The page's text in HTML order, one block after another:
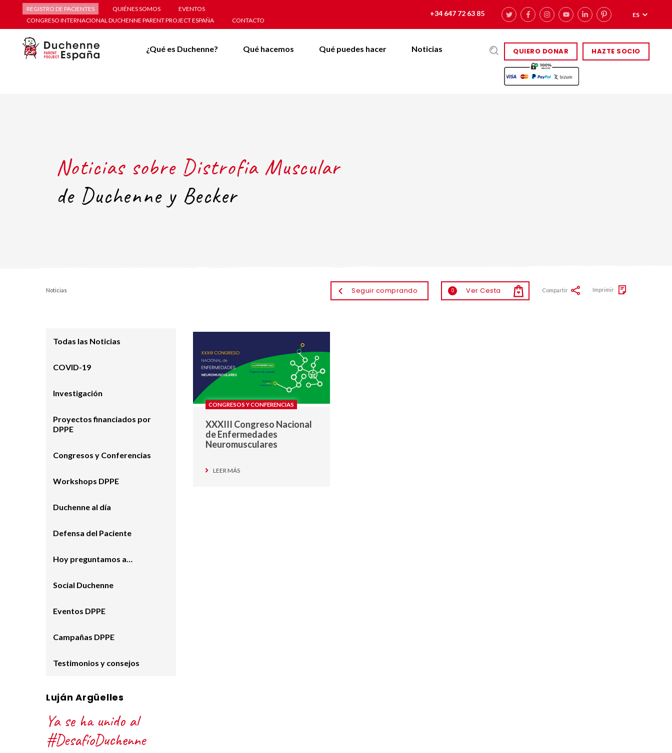
REGISTRO DE PACIENTES QUIÉNES SOMOS
EVENTOS
CONGRESO INTERNACIONAL DUCHENNE PARENT PROJECT ESPAÑA
CONTACTO
+34 647 72 63 85 ES
QUIERO DONAR HAZTE SOCIO
¿Qué es Duchenne? Qué hacemos Qué puedes hacer Noticias
Noticias sobre Distrofia Muscular
de Duchenne y Becker
Noticias Seguir comprando 0 Ver Cesta Compartir Imprimir
CONGRESOS Y CONFERENCIAS
XXXIII Congreso Nacional
de Enfermedades
Neuromusculares
LEER MÁS
Todas las Noticias
COVID-19
Investigación
Proyectos financiados por
DPPE
Congresos y Conferencias
Workshops DPPE
Duchenne al día
Defensa del Paciente
Hoy preguntamos a…
Social Duchenne
Eventos DPPE
Campañas DPPE
Testimonios y consejos
Luján Argüelles
Ya se ha unido al
#DesafíoDuchenne